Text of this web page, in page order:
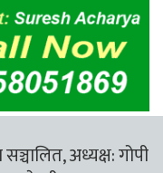
अध्यक्ष: गोपी